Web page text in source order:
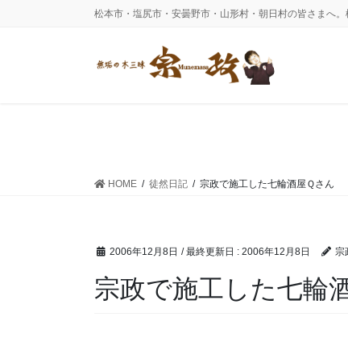
松本市・塩尻市・安曇野市・山形村・朝日村の皆さまへ
HOME 徒然日記 宗政で施工した七輪酒屋Ｑさん
2006年12月8日 / 最終更新日 : 2006年12月8日 宗
宗政で施工した七輪